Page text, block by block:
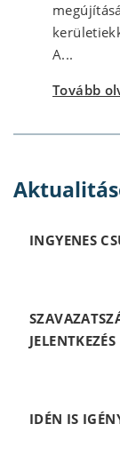
A...
Tovább
INGYENES
JELENTKEZÉS
IDÉN IS